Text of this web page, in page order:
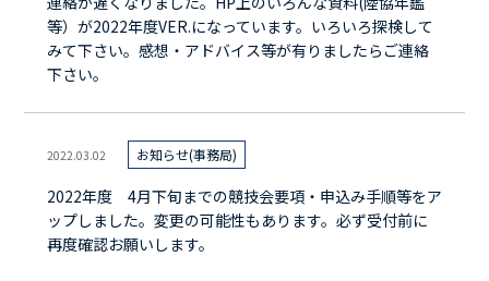
等）が2022年度VER.になっています。いろいろ探検して
みて下さい。感想・アドバイス等が有りましたらご連絡
下さい。
2022.03.02 お知らせ(事務局)
2022年度 4月下旬までの競技会要項・申込み手順等をア
ップしました。変更の可能性もあります。必ず受付前に
再度確認お願いします。